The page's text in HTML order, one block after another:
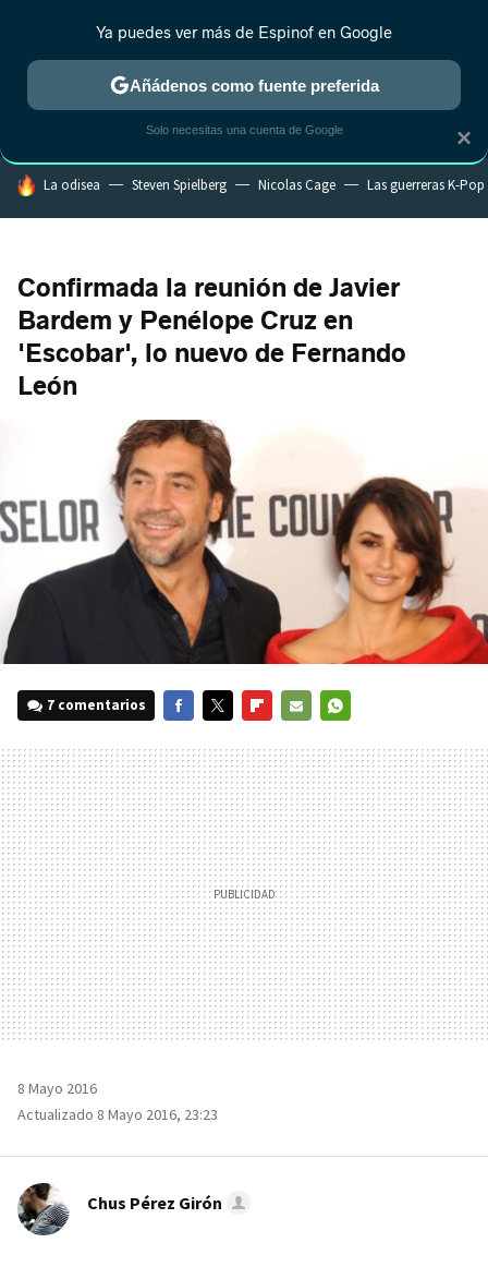
MENÚ NUEVO
ESTRENOS REALITY ANIME RANKINGS CINE
HOY SE HABLA DE
La odisea Steven Spielberg Nicolas Cage Las guerreras K-Pop
Confirmada la reunión de Javier
Bardem y Penélope Cruz en
'Escobar', lo nuevo de Fernando
León
7 comentarios
MAIL
8 Mayo 2016
Actualizado 8 Mayo 2016, 23:23
Chus Pérez Girón
×
Ya puedes ver más de Espinof en Google
Añádenos como fuente preferida
Solo necesitas una cuenta de Google